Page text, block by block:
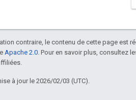
contraire, le contenu de cette page est
Apache 2.0. Pour en savoir plus, consultez
à jour le 2026/02/03 (UTC).